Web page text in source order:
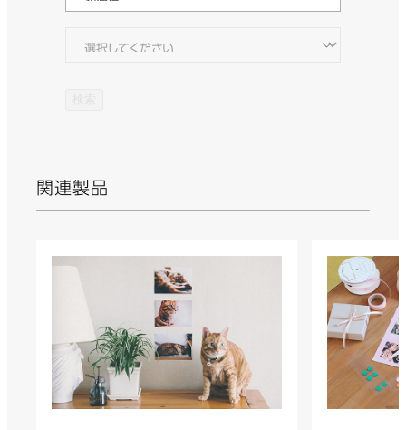
関連製品